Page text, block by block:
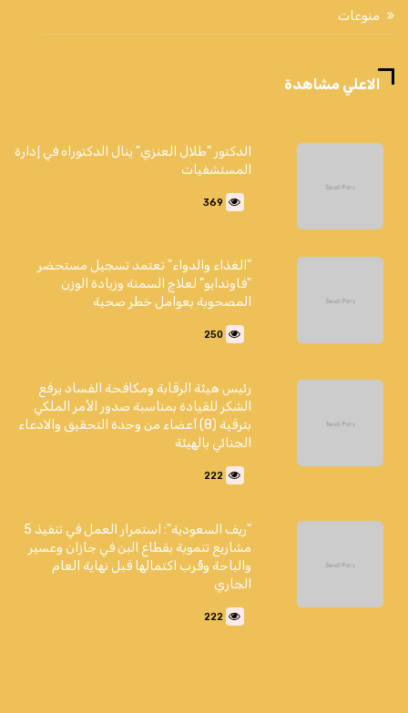
منوعات
الاعلي مشاهدة
الدكتور "طلال العنزي" ينال الدكتوراه في إدارة
المستشفيات
369
"الغذاء والدواء" تعتمد تسجيل مستحضر
"فاوندايو" لعلاج السمنة وزيادة الوزن
المصحوبة بعوامل خطر صحية
250
رئيس هيئة الرقابة ومكافحة الفساد يرفع
الشكر للقيادة بمناسبة صدور الأمر الملكي
بترقية (8) أعضاء من وحدة التحقيق والادعاء
الجنائي بالهيئة
222
"ريف السعودية": استمرار العمل في تنفيذ 5
مشاريع تنموية بقطاع البن في جازان وعسير
والباحة وقُرب اكتمالها قبل نهاية العام
الجاري
222